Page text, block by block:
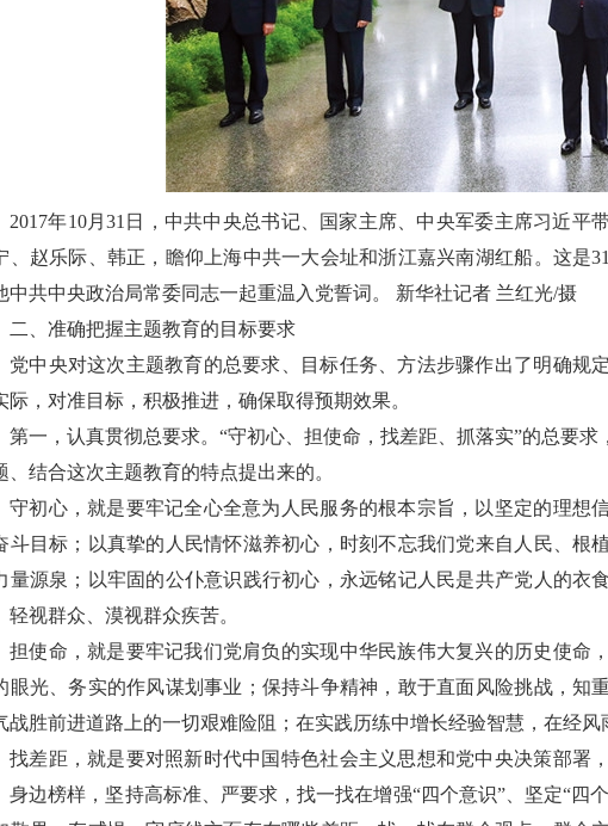
2017年10月31日，中共中央总书记、国家主席、中央军委主席习近
、赵乐际、韩正，瞻仰上海中共一大会址和浙江嘉兴南湖红船。这是
中共中央政治局常委同志一起重温入党誓词。 新华社记者 兰红光/摄
二、准确把握主题教育的目标要求
党中央对这次主题教育的总要求、目标任务、方法步骤作出了明确规
际，对准目标，积极推进，确保取得预期效果。
第一，认真贯彻总要求。“守初心、担使命，找差距、抓落实”的总要
、结合这次主题教育的特点提出来的。
守初心，就是要牢记全心全意为人民服务的根本宗旨，以坚定的理想
斗目标；以真挚的人民情怀滋养初心，时刻不忘我们党来自人民、根
量源泉；以牢固的公仆意识践行初心，永远铭记人民是共产党人的衣
轻视群众、漠视群众疾苦。
担使命，就是要牢记我们党肩负的实现中华民族伟大复兴的历史使命
眼光、务实的作风谋划事业；保持斗争精神，敢于直面风险挑战，知
战胜前进道路上的一切艰难险阻；在实践历练中增长经验智慧，在经风
找差距，就是要对照新时代中国特色社会主义思想和党中央决策部署
身边榜样，坚持高标准、严要求，找一找在增强“四个意识”、坚定“四